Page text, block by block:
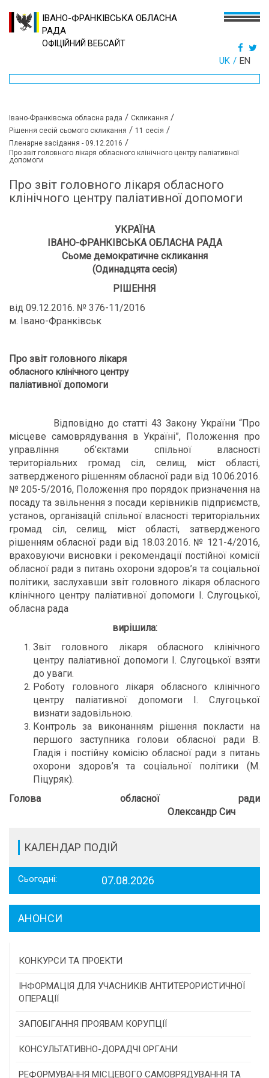
ІВАНО-ФРАНКІВСЬКА ОБЛАСНА
РАДА
ОФІЦІЙНИЙ ВЕБСАЙТ
UK EN
Івано-Франківська обласна рада / Скликання /
Рішення сесій сьомого скликання / 11 сесія /
Пленарне засідання - 09.12.2016 /
Про звіт головного лікаря обласного клінічного центру паліативної
допомоги
Про звіт головного лікаря обласного
клінічного центру паліативної допомоги
УКРАЇНА
ІВАНО-ФРАНКІВСЬКА ОБЛАСНА РАДА
Сьоме демократичне скликання
(Одинадцята сесія)
РІШЕННЯ
від 09.12.2016. № 376-11/2016
м. Івано-Франківськ
Про звіт головного лікаря
обласного клінічного центру
паліативної допомоги
Відповідно до статті 43 Закону України “Про
місцеве самоврядування в Україні”, Положення про
управління об’єктами спільної власності
територіальних громад сіл, селищ, міст області,
затвердженого рішенням обласної ради від 10.06.2016.
№ 205-5/2016, Положення про порядок призначення на
посаду та звільнення з посади керівників підприємств,
установ, організацій спільної власності територіальних
громад сіл, селищ, міст області, затвердженого
рішенням обласної ради від 18.03.2016. № 121-4/2016,
враховуючи висновки і рекомендації постійної комісії
обласної ради з питань охорони здоров’я та соціальної
політики, заслухавши звіт головного лікаря обласного
клінічного центру паліативної допомоги І. Слугоцької,
обласна рада
вирішила:
Звіт головного лікаря обласного клінічного
центру паліативної допомоги І. Слугоцької взяти
до уваги.
Роботу головного лікаря обласного клінічного
центру паліативної допомоги І. Слугоцької
визнати задовільною.
Контроль за виконанням рішення покласти на
першого заступника голови обласної ради В.
Гладія і постійну комісію обласної ради з питань
охорони здоров’я та соціальної політики (М.
Піцуряк).
Голова обласної ради
Олександр Сич
КАЛЕНДАР ПОДІЙ
Сьогодні: 07.08.2026
АНОНСИ
КОНКУРСИ ТА ПРОЕКТИ
Конкурс проектів та програм місцевого
самоврядування
Конкурс інститутів громадянського суспільства
Програми/конкурси МТД
ІНФОРМАЦІЯ ДЛЯ УЧАСНИКІВ АНТИТЕРОРИСТИЧНОЇ
ОПЕРАЦІЇ
ЗАПОБІГАННЯ ПРОЯВАМ КОРУПЦІЇ
КОНСУЛЬТАТИВНО-ДОРАДЧІ ОРГАНИ
Консультативна рада
РЕФОРМУВАННЯ МІСЦЕВОГО САМОВРЯДУВАННЯ ТА